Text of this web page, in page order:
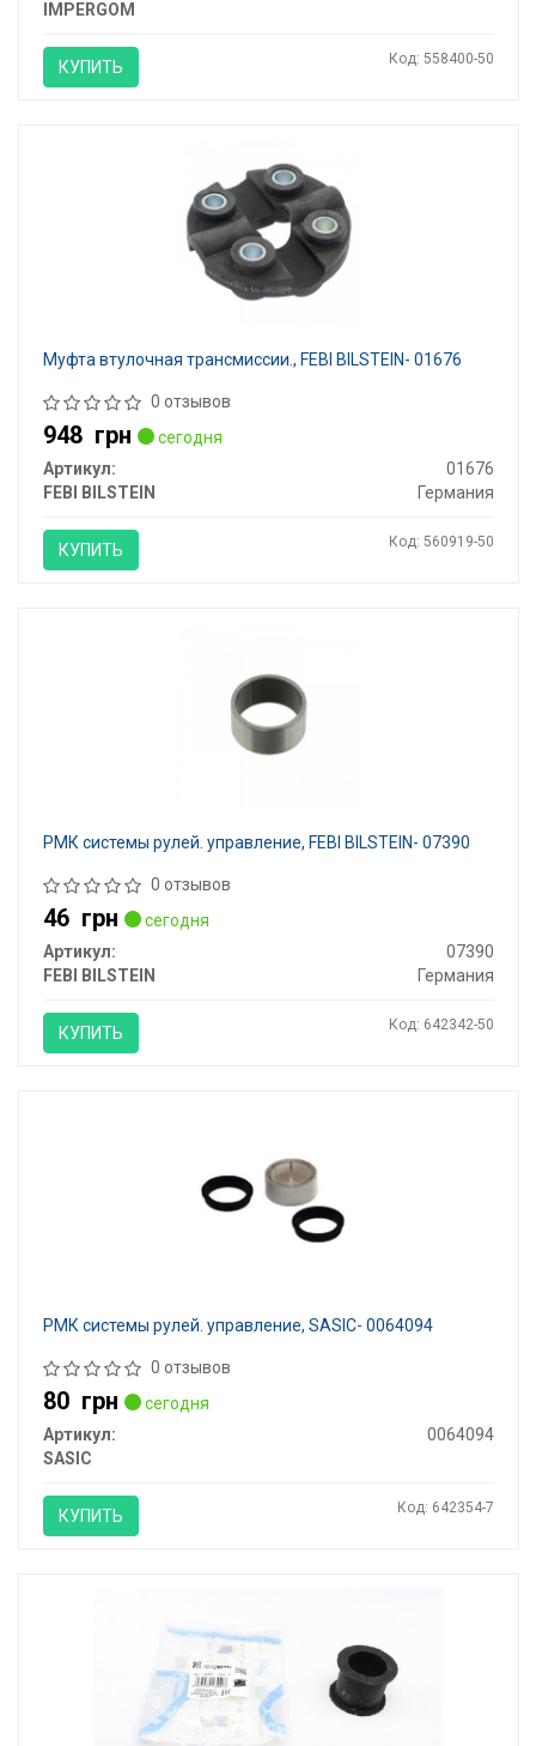
IMPERGOM
КУПИТЬ Код: 558400-50
Муфта втулочная трансмиссии., FEBI BILSTEIN- 01676
0 отзывов
948 грн
сегодня
Артикул:
01676
FEBI BILSTEIN
Германия
КУПИТЬ Код: 560919-50
РМК системы рулей. управление, FEBI BILSTEIN- 07390
0 отзывов
46 грн
сегодня
Артикул:
07390
FEBI BILSTEIN
Германия
КУПИТЬ Код: 642342-50
РМК системы рулей. управление, SASIC- 0064094
0 отзывов
80 грн
сегодня
Артикул:
0064094
SASIC
КУПИТЬ Код: 642354-7